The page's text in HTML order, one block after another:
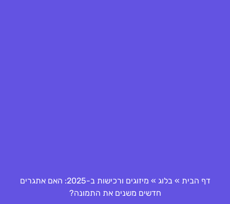
דף הבית » בלוג »
מיזוגים ורכישות ב-2025: האם אתגרים
חדשים משנים את התמונה?